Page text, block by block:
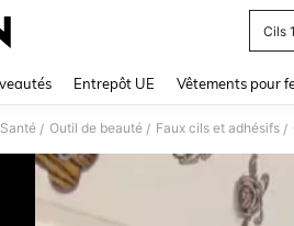
Cils
Entrepôt UE Vêtements pour
/ Outil de beauté / Faux cils et adhésifs /